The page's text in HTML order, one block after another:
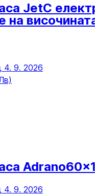
JetС
на
4. 9. 2026
Adrano
4. 9. 2026